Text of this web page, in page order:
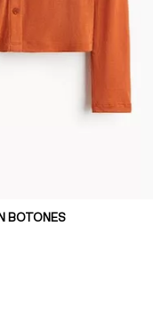
BOTONES